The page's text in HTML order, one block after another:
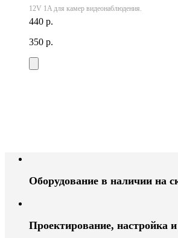
12V 1A для камер видеонаблюдения.
440 р.
350 р.
Оборудование в наличии на
Проектирование, настройка